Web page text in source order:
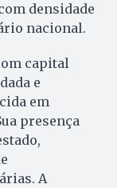
densidade
nacional.
capital
e
em
presença
A